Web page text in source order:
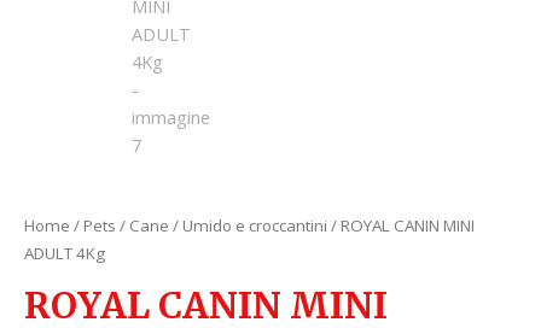
Home / Pets / Cane / Umido e croccantini / ROYAL CANIN MINI
ADULT 4Kg
ROYAL CANIN MINI